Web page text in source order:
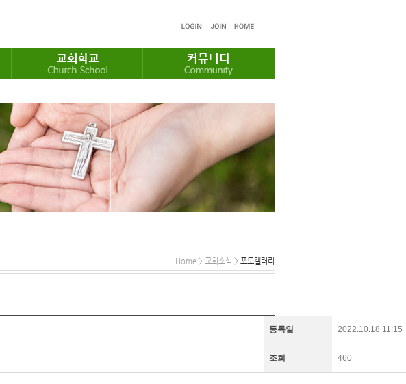
Home > 교회소식 > 포토갤러리
등록일 2022.10.18 11:15
조회 460